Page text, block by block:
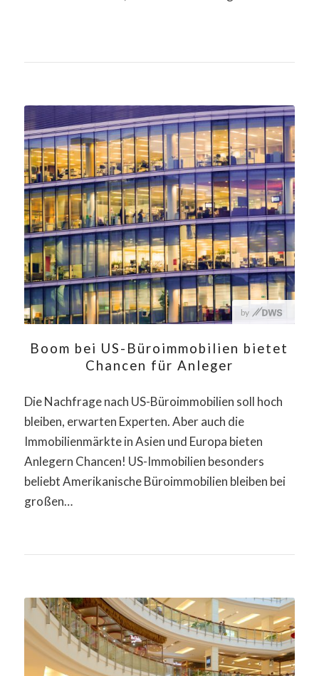
Boom bei US-Büroimmobilien bietet
Chancen für Anleger
Die Nachfrage nach US-Büroimmobilien soll hoch
bleiben, erwarten Experten. Aber auch die
Immobilienmärkte in Asien und Europa bieten
Anlegern Chancen! US-Immobilien besonders
beliebt Amerikanische Büroimmobilien bleiben bei
großen…